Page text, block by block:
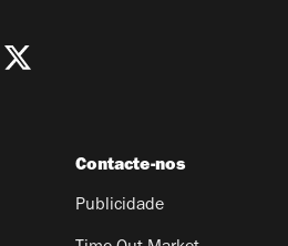
Contacte-nos
Publicidade